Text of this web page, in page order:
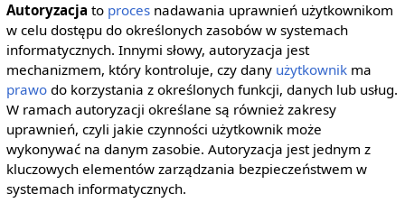
Autoryzacja to procesnadawania uprawnień użytkownikom
w celu dostępu do określonych zasobów w systemach
informatycznych. Innymi słowy, autoryzacja jest
mechanizmem, który kontroluje, czy dany użytkownikma
prawodo korzystania z określonych funkcji, danych lub usług.
W ramach autoryzacji określane są również zakresy
uprawnień, czyli jakie czynności użytkownik może
wykonywać na danym zasobie. Autoryzacja jest jednym z
kluczowych elementów zarządzania bezpieczeństwem w
systemach informatycznych.